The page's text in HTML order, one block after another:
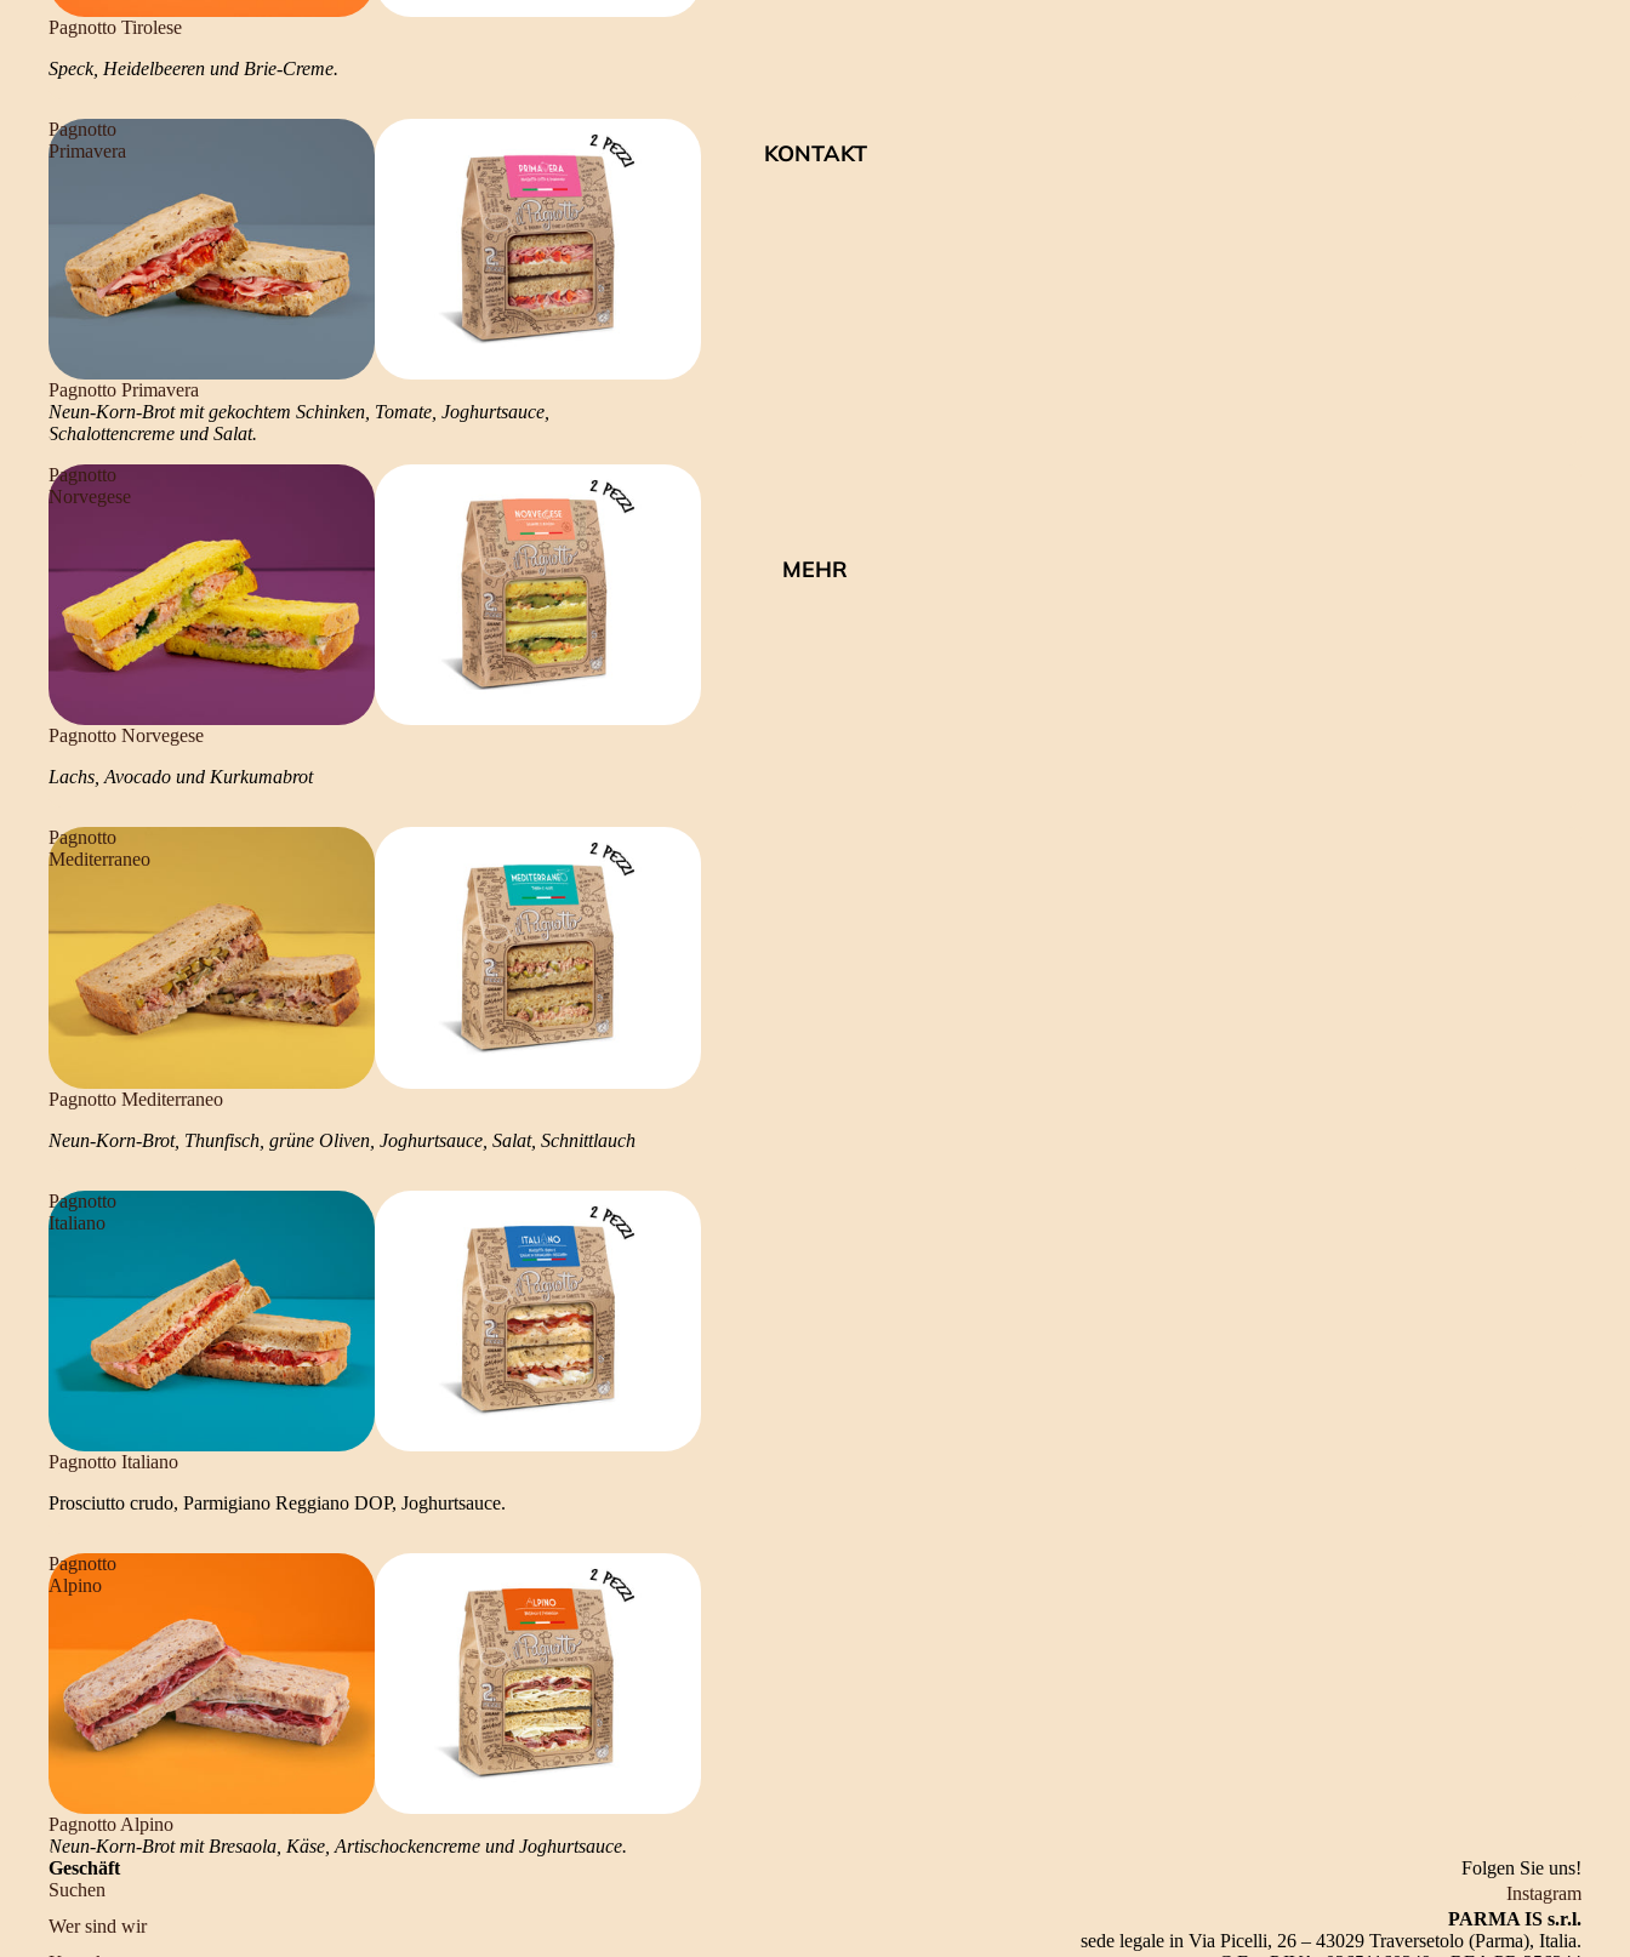
KONTAKT
MEHR
Pagnotto Tirolese
Speck, Heidelbeeren und Brie-Creme.
Pagnotto
Primavera
Pagnotto Primavera
Neun-Korn-Brot mit gekochtem Schinken, Tomate, Joghurtsauce,
Schalottencreme und Salat.
Pagnotto
Norvegese
Pagnotto Norvegese
Lachs, Avocado und Kurkumabrot
Pagnotto
Mediterraneo
Pagnotto Mediterraneo
Neun-Korn-Brot, Thunfisch, grüne Oliven, Joghurtsauce, Salat, Schnittlauch
Pagnotto
Italiano
Pagnotto Italiano
Prosciutto crudo, Parmigiano Reggiano DOP, Joghurtsauce.
Pagnotto
Alpino
Pagnotto Alpino
Neun-Korn-Brot mit Bresaola, Käse, Artischockencreme und Joghurtsauce.
Geschäft
Suchen
Wer sind wir
Folgen Sie uns!
Instagram
PARMA IS s.r.l.
sede legale in Via Picelli, 26 – 43029 Traversetolo (Parma), Italia.